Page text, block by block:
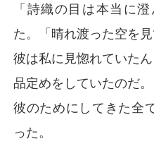
「詩織の目は本当に
た。「晴れ渡った空を見
彼は私に見惚れていたん
品定めをしていたのだ。
彼のためにしてきた全
った。